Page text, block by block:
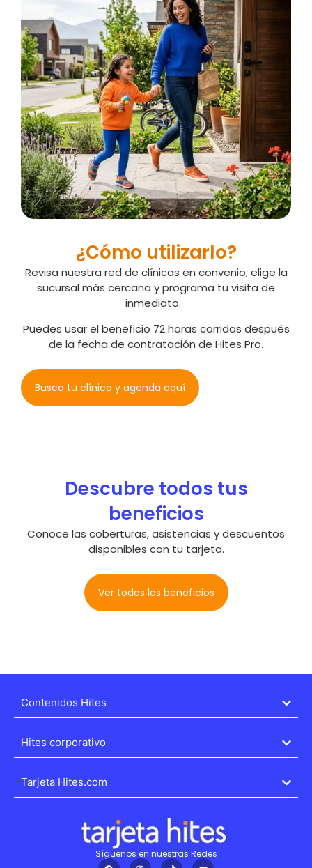
¿Cómo utilizarlo?
Revisa nuestra red de clínicas en convenio, elige la
sucursal más cercana y programa tu visita de
inmediato.
Puedes usar el beneficio 72 horas corridas después
de la fecha de contratación de Hites Pro.
Busca tu clínica y agenda aquí
Descubre todos tus
beneficios
Conoce las coberturas, asistencias y descuentos
disponibles con tu tarjeta.
Ver todos los beneficios
Contenidos Hites
Hites corporativo
Tarjeta Hites.com
Síguenos en nuestras Redes